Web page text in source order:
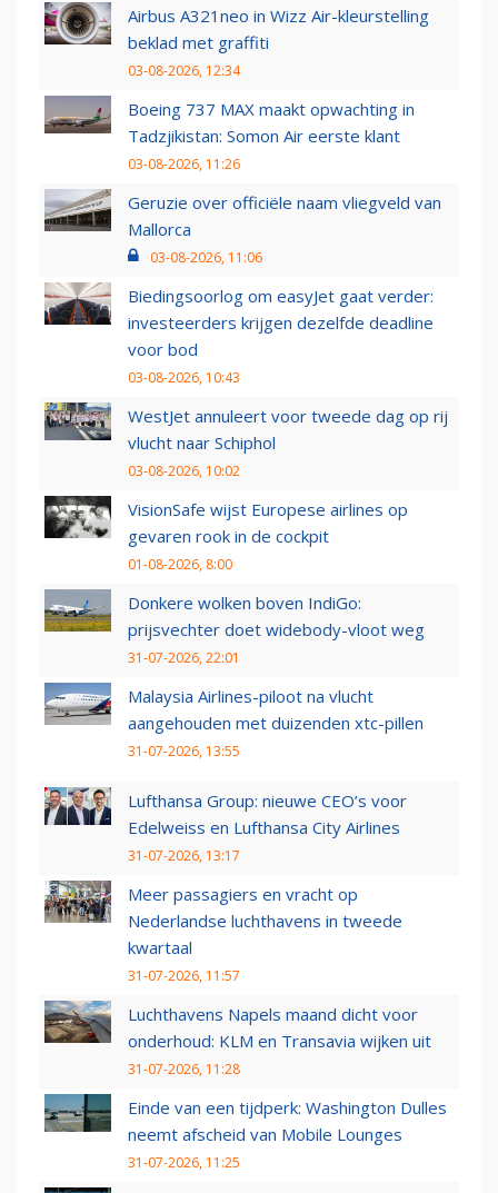
Airbus A321neo in Wizz Air-kleurstelling
beklad met graffiti
03-08-2026, 12:34
Boeing 737 MAX maakt opwachting in
Tadzjikistan: Somon Air eerste klant
03-08-2026, 11:26
Geruzie over officiële naam vliegveld van
Mallorca
03-08-2026, 11:06
Biedingsoorlog om easyJet gaat verder:
investeerders krijgen dezelfde deadline
voor bod
03-08-2026, 10:43
WestJet annuleert voor tweede dag op rij
vlucht naar Schiphol
03-08-2026, 10:02
VisionSafe wijst Europese airlines op
gevaren rook in de cockpit
01-08-2026, 8:00
Donkere wolken boven IndiGo:
prijsvechter doet widebody-vloot weg
31-07-2026, 22:01
Malaysia Airlines-piloot na vlucht
aangehouden met duizenden xtc-pillen
31-07-2026, 13:55
Lufthansa Group: nieuwe CEO’s voor
Edelweiss en Lufthansa City Airlines
31-07-2026, 13:17
Meer passagiers en vracht op
Nederlandse luchthavens in tweede
kwartaal
31-07-2026, 11:57
Luchthavens Napels maand dicht voor
onderhoud: KLM en Transavia wijken uit
31-07-2026, 11:28
Einde van een tijdperk: Washington Dulles
neemt afscheid van Mobile Lounges
31-07-2026, 11:25